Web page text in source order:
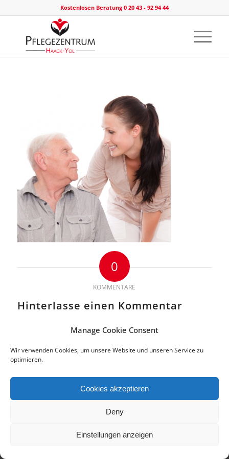
Manage Cookie Consent
Wir verwenden Cookies, um unsere Website und unseren Service zu
optimieren.
Cookies akzeptieren
Deny
Einstellungen anzeigen
Kostenlosen Beratung 0 20 43 - 92 94 44
0
KOMMENTARE
Hinterlasse einen Kommentar
Hinterlasse uns deinen Kommentar!
Du musstangemeldetsein, um einen Kommentar abzugeben.
© 2018 Copyright by di.signs - mediendesign. Alle Rechte vorbehalten.
Cookie-Richtlinie (EU)